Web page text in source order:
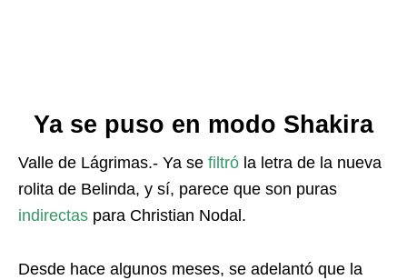
Ya se puso en modo Shakira
Valle de Lágrimas.- Ya se filtró la letra de la nueva
rolita de Belinda, y sí, parece que son puras
indirectas para Christian Nodal.
Desde hace algunos meses, se adelantó que la